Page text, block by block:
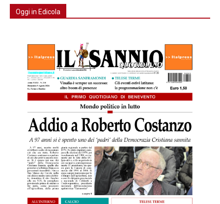
Oggi in Edicola